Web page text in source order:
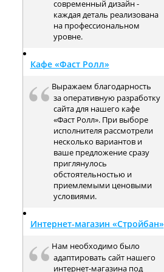
современный дизайн -
каждая деталь реализована
на профессиональном
уровне.
Кафе «Фаст Ролл»
Выражаем благодарность
за оперативную разработку
сайта для нашего кафе
«Фаст Ролл». При выборе
исполнителя рассмотрели
несколько вариантов и
ваше предложение сразу
приглянулось
обстоятельностью и
приемлемыми ценовыми
условиями.
Интернет-магазин «Стройбан»
Нам необходимо было
адаптировать сайт нашего
интернет-магазина под